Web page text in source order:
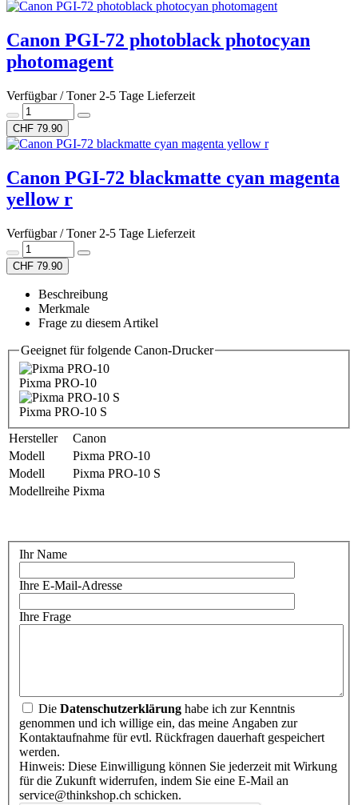
Canon PGI-72 photoblack photocyan
photomagent
Verfügbar / Toner 2-5 Tage Lieferzeit
CHF 79.90
Canon PGI-72 blackmatte cyan magenta
yellow r
Verfügbar / Toner 2-5 Tage Lieferzeit
CHF 79.90
Beschreibung
Merkmale
Frage zu diesem Artikel
Geeignet für folgende Canon-Drucker
Pixma PRO-10
Pixma PRO-10 S
Hersteller
Canon
Modell
Pixma PRO-10
Modell
Pixma PRO-10 S
Modellreihe Pixma
Ihr Name
Ihre E-Mail-Adresse
Ihre Frage
Die Datenschutzerklärung habe ich zur Kenntnis
genommen und ich willige ein, das meine Angaben zur
Kontaktaufnahme für evtl. Rückfragen dauerhaft gespeichert
werden.
Hinweis: Diese Einwilligung können Sie jederzeit mit Wirkung
für die Zukunft widerrufen, indem Sie eine E-Mail an
service@thinkshop.ch schicken.